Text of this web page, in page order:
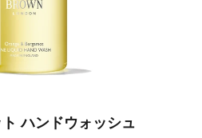
ハンドウォッシュ